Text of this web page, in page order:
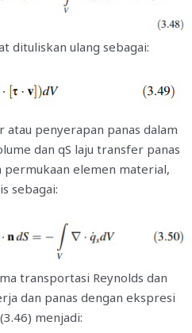
dituliskan ulang sebagai:
atau penyerapan panas dalam
dan qS laju transfer panas
elemen material,
sebagai:
transportasi Reynolds dan
dan panas dengan ekspresi
menjadi: